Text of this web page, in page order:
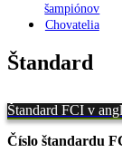
šampiónov
Chovatelia
Štandard
Štandard FCI v
Číslo štandardu